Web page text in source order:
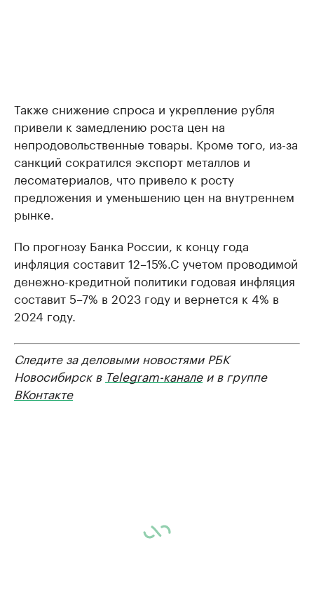
Также снижение спроса и укрепление рубля
привели к замедлению роста цен на
непродовольственные товары. Кроме того, из-за
санкций сократился экспорт металлов и
лесоматериалов, что привело к росту
предложения и уменьшению цен на внутреннем
рынке.
По прогнозу Банка России, к концу года
инфляция составит 12–15%.С учетом проводимой
денежно-кредитной политики годовая инфляция
составит 5–7% в 2023 году и вернется к 4% в
2024 году.
Следите за деловыми новостями РБК
Новосибирск в Telegram-каналеи в группе
ВКонтакте